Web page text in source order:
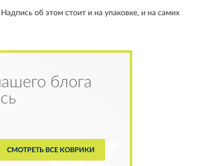
об этом стоит и на упаковке, и на самих
блога
СМОТРЕТЬ ВСЕ КОВРИКИ